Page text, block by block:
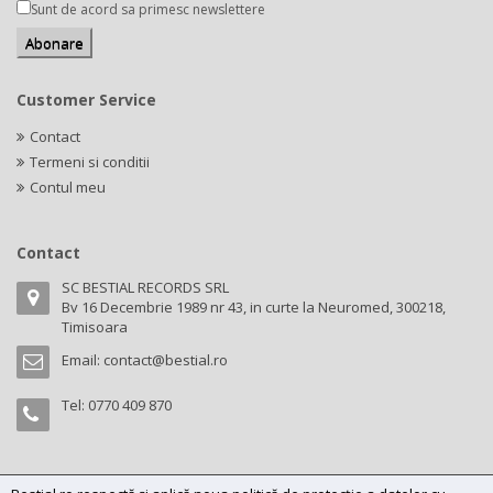
Sunt de acord sa primesc newslettere
Customer Service
Contact
Termeni si conditii
Contul meu
Contact
SC BESTIAL RECORDS SRL
Bv 16 Decembrie 1989 nr 43, in curte la Neuromed, 300218,
Timisoara
Email: contact@bestial.ro
Tel: 0770 409 870